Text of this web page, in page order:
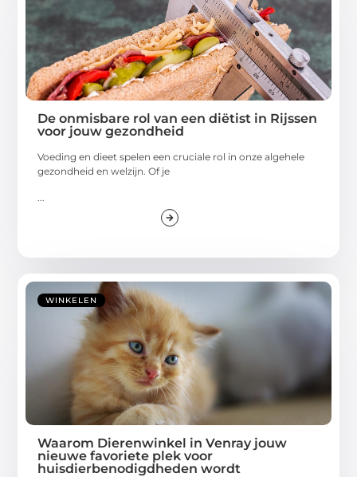
De onmisbare rol van een diëtist in Rijssen
voor jouw gezondheid
Voeding en dieet spelen een cruciale rol in onze algehele
gezondheid en welzijn. Of je
WINKELEN
Waarom Dierenwinkel in Venray jouw
nieuwe favoriete plek voor
huisdierbenodigdheden wordt